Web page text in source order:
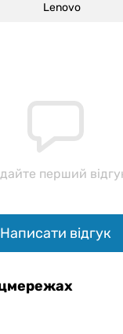
Lenovo
перший
Написати відгук